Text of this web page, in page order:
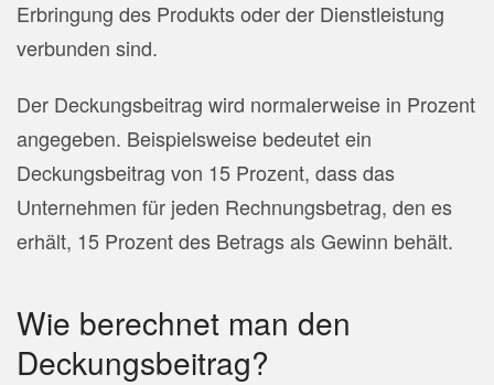
Erbringung des Produkts oder der Dienstleistung
verbunden sind.
Der Deckungsbeitrag wird normalerweise in Prozent
angegeben. Beispielsweise bedeutetein
Deckungsbeitrag von 15 Prozent, dassdas
Unternehmen für jeden Rechnungsbetrag, den es
erhält, 15 Prozentdes BetragsalsGewinn behält.
Wie berechnet man den
Deckungsbeitrag?